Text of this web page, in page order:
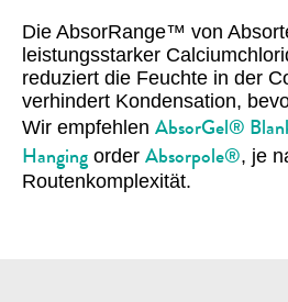
Die AbsorRange™ von
leistungsstarker
reduziert die Feuchte in der
verhindert Kondensation,
Wir empfehlen AbsorGel®
Hanging order Absorpole®, je
Routenkomplexität.